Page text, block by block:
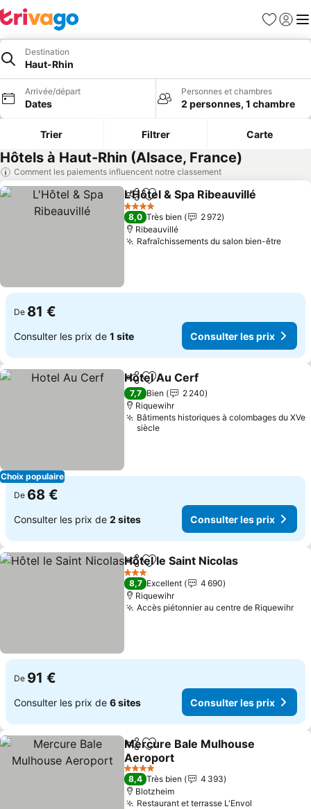
Favoris
Se
Destination
Haut-Rhin
Arrivée/départ
Dates
Personnes et chambres
2 personnes, 1 chambre
Trier Filtrer Carte
Hôtels à Haut-Rhin (Alsace, France)
Comment les paiements influencent notre classement
PartagerAjouter à mes favoris
L'Hôtel & Spa Ribeauvillé
4 Étoiles
8,0 Très bien
2 972
Ribeauvillé
Rafraîchissements du salon bien-être
De 81 €
Consulter les prix de 1 site Consulter les prix
Choix populaire
PartagerAjouter à mes favoris
Hotel Au Cerf
7,7 Bien
2 240
Riquewihr
Bâtiments historiques à colombages du XVe
siècle
De 68 €
Consulter les prix de 2 sites Consulter les prix
PartagerAjouter à mes favoris
Hôtel le Saint Nicolas
3 Étoiles
8,7 Excellent
4 690
Riquewihr
Accès piétonnier au centre de Riquewihr
De 91 €
Consulter les prix de 6 sites Consulter les prix
PartagerAjouter à mes favoris
Mercure Bale Mulhouse
Aeroport
Consulter les prix
4 Étoiles
8,4 Très bien
4 393
Blotzheim
Restaurant et terrasse L'Envol